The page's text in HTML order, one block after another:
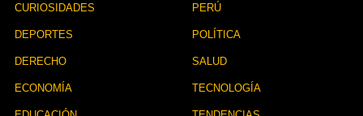
CURIOSIDADES
DEPORTES
DERECHO
ECONOMÍA
PERÚ
POLÍTICA
SALUD
TECNOLOGÍA